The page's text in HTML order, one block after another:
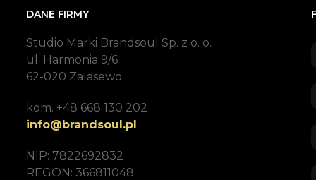
DANE FIRMY
Studio Marki Brandsoul Sp. z o. o.
ul. Harmonia 9/6
62-020 Zalasewo
kom. +48 668 130 202
info@brandsoul.pl
NIP: 7822692832
REGON: 366811048